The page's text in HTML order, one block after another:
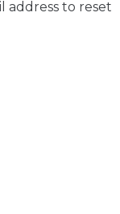
address to reset